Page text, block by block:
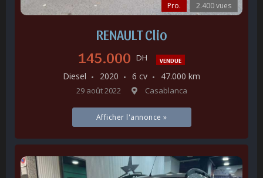
Pro. 2.400 vues
RENAULT Clio
145.000 DH VENDUE
Diesel 2020 6 cv 47.000 km
29 août 2022 Casablanca
Afficher l'annonce »